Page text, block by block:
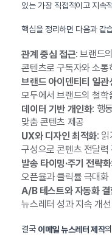
있는 가장 직접적이고 지속
핵심을 정리하면 다음과 같
관계 중심 접근: 브랜드
콘텐츠로 구독자와 소통
브랜드 아이덴티티 일관
모두에서 브랜드의 철학
데이터 기반 개인화: 행
맞춤 콘텐츠 제공
UX와 디자인 최적화: 읽
구성으로 콘텐츠 전달력
발송 타이밍·주기 전략화
오픈율과 클릭률 극대화
A/B 테스트와 자동화 결
뉴스레터 성과 지속 개선
결국 이메일 뉴스레터 제작